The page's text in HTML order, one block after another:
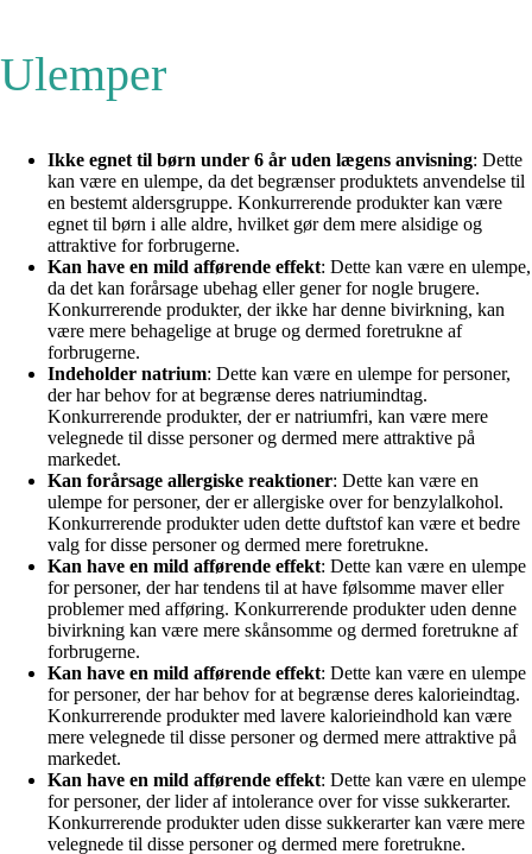
Ulemper
Ikke egnet til børn under 6 år uden lægens anvisning: Dette
kan være en ulempe, da det begrænser produktets anvendelse til
en bestemt aldersgruppe. Konkurrerende produkter kan være
egnet til børn i alle aldre, hvilket gør dem mere alsidige og
attraktive for forbrugerne.
Kan have en mild afførende effekt: Dette kan være en ulempe,
da det kan forårsage ubehag eller gener for nogle brugere.
Konkurrerende produkter, der ikke har denne bivirkning, kan
være mere behagelige at bruge og dermed foretrukne af
forbrugerne.
Indeholder natrium: Dette kan være en ulempe for personer,
der har behov for at begrænse deres natriumindtag.
Konkurrerende produkter, der er natriumfri, kan være mere
velegnede til disse personer og dermed mere attraktive på
markedet.
Kan forårsage allergiske reaktioner: Dette kan være en
ulempe for personer, der er allergiske over for benzylalkohol.
Konkurrerende produkter uden dette duftstof kan være et bedre
valg for disse personer og dermed mere foretrukne.
Kan have en mild afførende effekt: Dette kan være en ulempe
for personer, der har tendens til at have følsomme maver eller
problemer med afføring. Konkurrerende produkter uden denne
bivirkning kan være mere skånsomme og dermed foretrukne af
forbrugerne.
Kan have en mild afførende effekt: Dette kan være en ulempe
for personer, der har behov for at begrænse deres kalorieindtag.
Konkurrerende produkter med lavere kalorieindhold kan være
mere velegnede til disse personer og dermed mere attraktive på
markedet.
Kan have en mild afførende effekt: Dette kan være en ulempe
for personer, der lider af intolerance over for visse sukkerarter.
Konkurrerende produkter uden disse sukkerarter kan være mere
velegnede til disse personer og dermed mere foretrukne.